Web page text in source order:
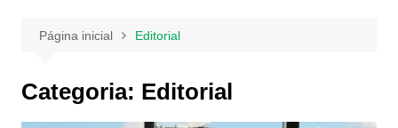
Página inicial Editorial
Categoria: Editorial